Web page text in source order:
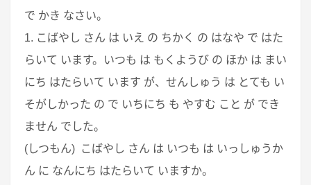
で かき なさい。
1. こばやし さん は いえ の ちかく の はなや で はた
らいて います。いつも は もくようび の ほか は まい
にち はたらいて います が、せんしゅう は とても い
そがしかった の で いちにち も やすむ こと が でき
ません でした。
(しつもん) こばやし さん は いつも は いっしゅうか
ん に なんにち はたらいて いますか。